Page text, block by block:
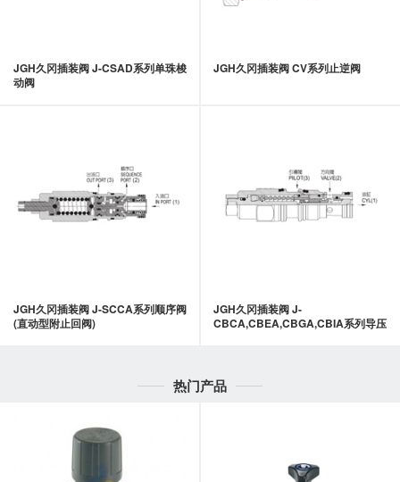
JGH久冈插装阀 J-CSAD系列单珠梭
动阀
JGH久冈插装阀 CV系列止逆阀
JGH久冈插装阀 J-SCCA系列顺序阀
(直动型附止回阀)
JGH久冈插装阀 J-
CBCA,CBEA,CBGA,CBIA系列导压
热门产品